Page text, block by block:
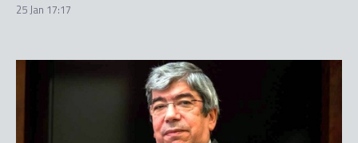
25 Jan 17:17